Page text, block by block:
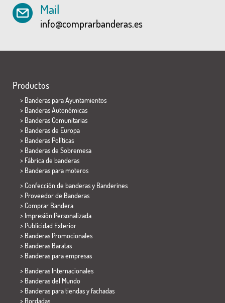
Mail
info@comprarbanderas.es
Productos
> Banderas para Ayuntamientos
> Banderas Autonómicas
> Banderas Comunitarias
> Banderas de Europa
> Banderas Políticas
> Banderas de Sobremesa
> Fábrica de banderas
> Banderas para moteros
> Confección de banderas y Banderines
> Proveedor de Banderas
> Comprar Bandera
> Impresión Personalizada
> Publicidad Exterior
> Banderas Promocionales
> Banderas Baratas
> Banderas para empresas
> Banderas Internacionales
> Banderas del Mundo
> Banderas para tiendas y fachadas
> Bordadas